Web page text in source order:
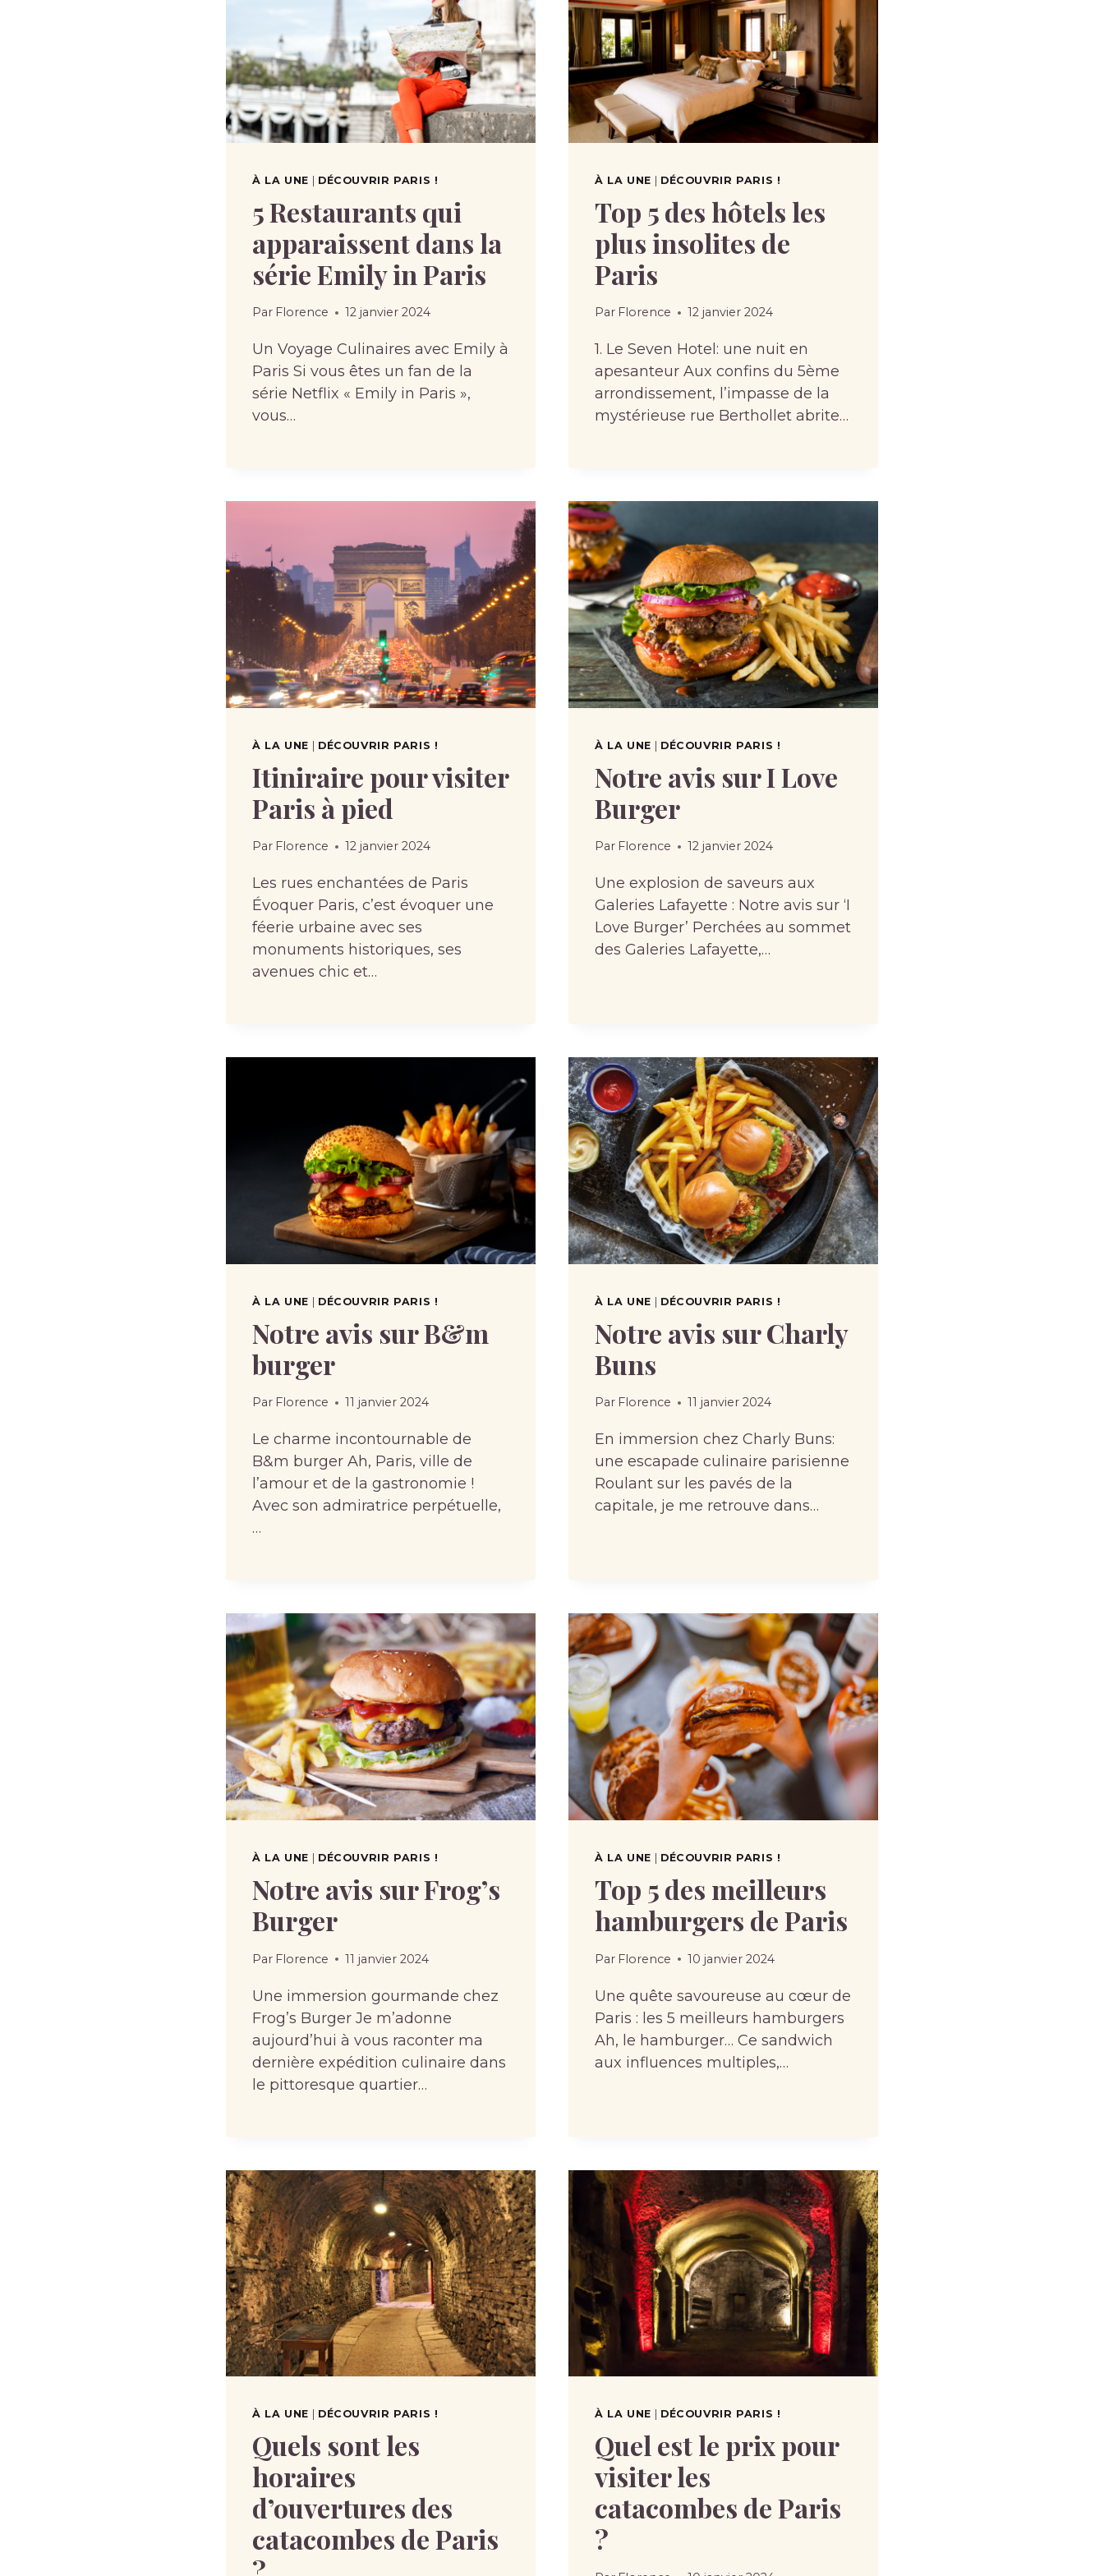
À LA UNE | DÉCOUVRIR PARIS !
5 Restaurants qui
apparaissent dans la
série Emily in Paris
Par Florence 12 janvier 2024
Un Voyage Culinaires avec Emily à
Paris Si vous êtes un fan de la
série Netflix « Emily in Paris »,
vous…
À LA UNE | DÉCOUVRIR PARIS !
Top 5 des hôtels les
plus insolites de
Paris
Par Florence 12 janvier 2024
1. Le Seven Hotel: une nuit en
apesanteur Aux confins du 5ème
arrondissement, l’impasse de la
mystérieuse rue Berthollet abrite…
À LA UNE DÉCOUVRIR PARIS !
Itiniraire pour visiter
Paris à pied
Par Florence 12 janvier 2024
Les rues enchantées de Paris
Évoquer Paris, c’est évoquer une
féerie urbaine avec ses
monuments historiques, ses
avenues chic et…
À LA UNE DÉCOUVRIR PARIS !
Notre avis sur I Love
Burger
Par Florence 12 janvier 2024
Une explosion de saveurs aux
Galeries Lafayette : Notre avis sur ‘I
Love Burger’ Perchées au sommet
des Galeries Lafayette,…
À LA UNE DÉCOUVRIR PARIS !
Notre avis sur B&m
burger
Par Florence 11 janvier 2024
Le charme incontournable de
B&m burger Ah, Paris, ville de
l’amour et de la gastronomie !
Avec son admiratrice perpétuelle,
…
À LA UNE DÉCOUVRIR PARIS !
Notre avis sur Charly
Buns
Par Florence 11 janvier 2024
En immersion chez Charly Buns:
une escapade culinaire parisienne
Roulant sur les pavés de la
capitale, je me retrouve dans…
À LA UNE DÉCOUVRIR PARIS !
Notre avis sur Frogʼs
Burger
Par Florence 11 janvier 2024
Une immersion gourmande chez
Frog’s Burger Je m’adonne
aujourd’hui à vous raconter ma
dernière expédition culinaire dans
le pittoresque quartier…
À LA UNE DÉCOUVRIR PARIS !
Top 5 des meilleurs
hamburgers de Paris
Par Florence 10 janvier 2024
Une quête savoureuse au cœur de
Paris : les 5 meilleurs hamburgers
Ah, le hamburger… Ce sandwich
aux influences multiples,…
À LA UNE DÉCOUVRIR PARIS !
Quels sont les
horaires
dʼouvertures des
catacombes de Paris
À LA UNE DÉCOUVRIR PARIS !
Quel est le prix pour
visiter les
catacombes de Paris
?